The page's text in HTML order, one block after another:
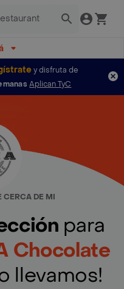
y disfruta de
Aplican TyC
CERCA DE MI
para
Chocolate
llevamos!